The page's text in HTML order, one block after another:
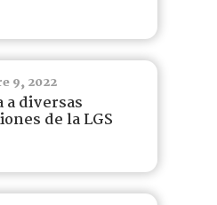
9, 2022
a diversas
de la LGS